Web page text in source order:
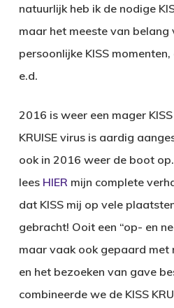
natuurlijk heb ik de nodige
maar het meeste van belang
persoonlijke KISS
e.d.
2016 is weer een mager
KRUISE virus is aardig
ook in 2016 weer de boot op.
lees HIER mijn complete
dat KISS mij op vele
gebracht! Ooit een “op- en
maar vaak ook gepaard met
en het bezoeken van gave
combineerde we de KISS